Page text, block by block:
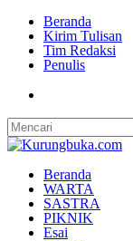
Beranda
Kirim Tulisan
Tim Redaksi
Penulis
Beranda
WARTA
SASTRA
PIKNIK
Esai